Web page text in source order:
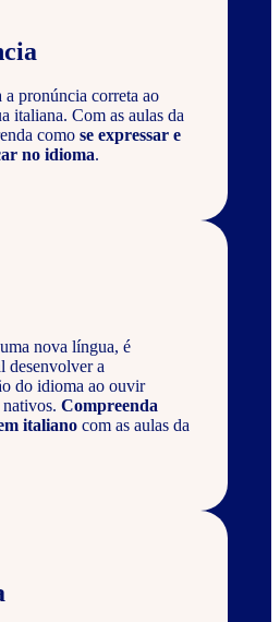
a pronúncia correta ao
italiana. Com as aulas da
como se expressar e
no idioma.
nova língua, é
desenvolver a
do idioma ao ouvir
Compreenda
italiano com as aulas da